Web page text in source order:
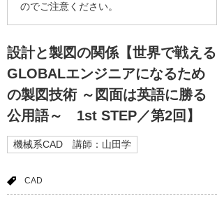
のでご注意ください。
設計と製図の関係【世界で戦える
GLOBALエンジニアになるため
の製図技術 ～図面は英語に勝る
公用語～ 1st STEP／第2回】
機械系CAD 講師：山田学
CAD